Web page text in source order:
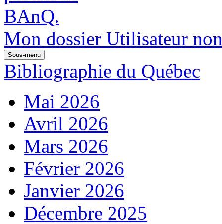
Mon dossier Utilisateur
Sous-menu
Bibliographie du Québec
Mai 2026
Avril 2026
Mars 2026
Février 2026
Janvier 2026
Décembre 2025